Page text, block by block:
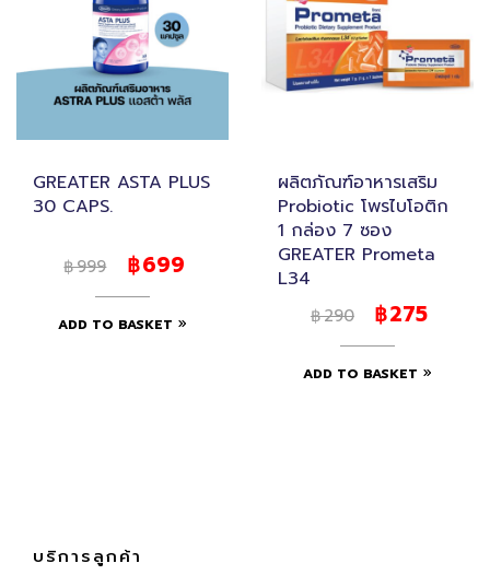
GREATER ASTA PLUS
30 CAPS.
฿999 ฿699
ADD TO BASKET
ผลิตภัณฑ์อาหารเสริม
Probiotic โพรไบโอติก
1 กล่อง 7 ซอง
GREATER Prometa
L34
฿290 ฿275
ADD TO BASKET
บริการลูกค้า